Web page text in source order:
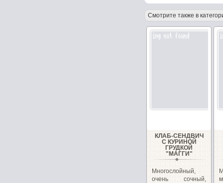
Смотрите также в
КЛАБ-СЕНДВИЧ
С КУРИНОЙ
ГРУДКОЙ
"МАГГИ"
Многослойный,
очень сочный,